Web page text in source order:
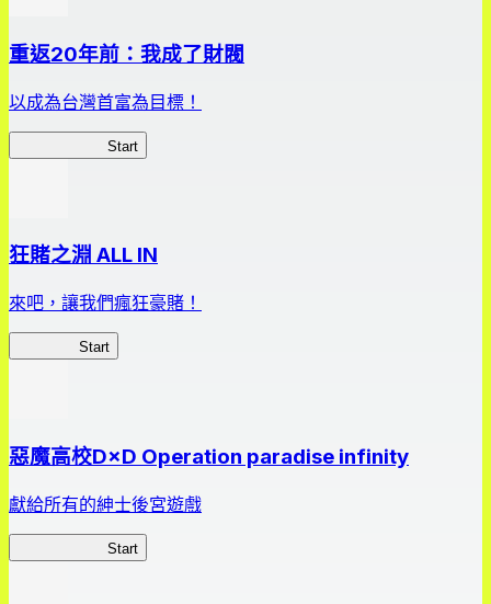
重返20年前：我成了財閥
以成為台灣首富為目標！
Start
狂賭之淵 ALL IN
來吧，讓我們瘋狂豪賭！
Start
惡魔高校D×D Operation paradise infinity
獻給所有的紳士後宮遊戲
Start